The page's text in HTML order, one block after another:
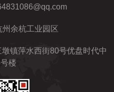
州余杭工业园区
镇萍水西街80号优盘时代中
楼